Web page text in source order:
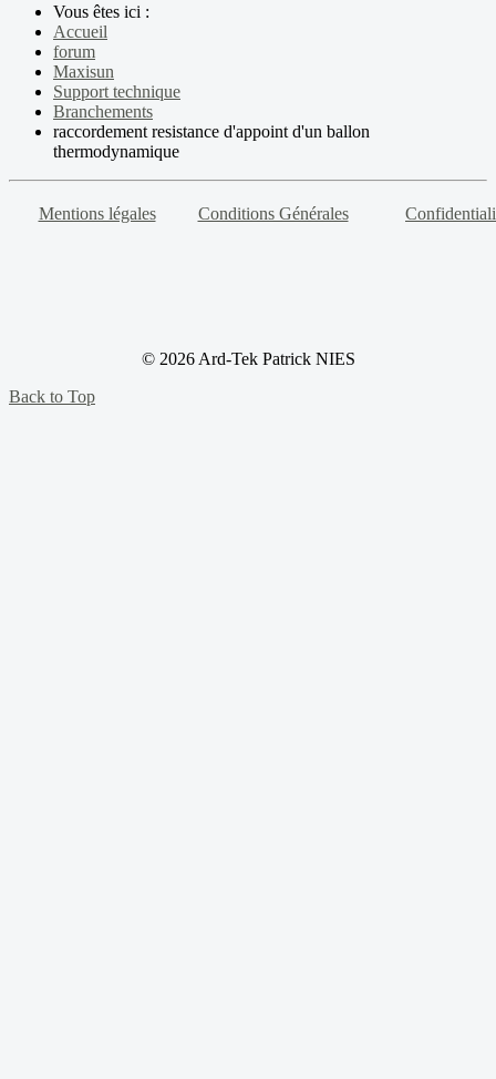
Vous êtes ici :
Accueil
forum
Maxisun
Support technique
Branchements
raccordement resistance d'appoint d'un ballon
thermodynamique
Mentions légales Conditions Générales
© 2026 Ard-Tek Patrick NIES
Back to Top